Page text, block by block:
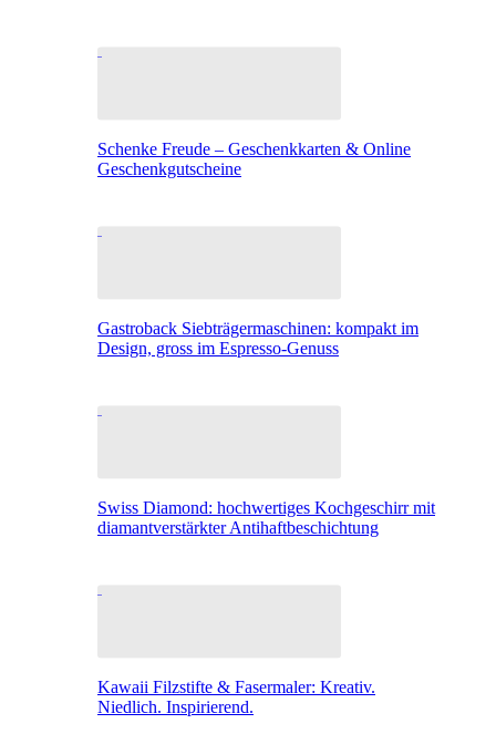
Schenke Freude – Geschenkkarten & Online
Geschenkgutscheine
Gastroback Siebträgermaschinen: kompakt im
Design, gross im Espresso-Genuss
Swiss Diamond: hochwertiges Kochgeschirr mit
diamantverstärkter Antihaftbeschichtung
Kawaii Filzstifte & Fasermaler: Kreativ.
Niedlich. Inspirierend.